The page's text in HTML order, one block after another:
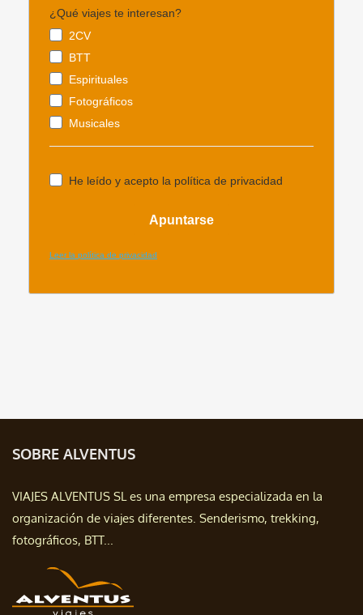
SOBRE ALVENTUS
VIAJES ALVENTUS SL es una empresa especializada en la
organización de viajes diferentes. Senderismo, trekking,
fotográficos, BTT...